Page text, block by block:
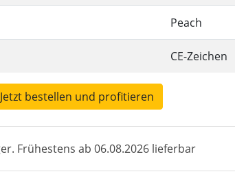
Peach
CE-Zeichen
Jetzt bestellen und profitieren
Frühestens ab 06.08.2026 lieferbar